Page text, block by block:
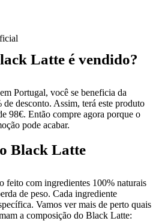
Latte é vendido?
Portugal, você se beneficia da
desconto. Assim, terá este produto
98€. Então compre agora porque o
pode acabar.
Black Latte
feito com ingredientes 100% naturais
de peso. Cada ingrediente
Vamos ver mais de perto quais
a composição do Black Latte: